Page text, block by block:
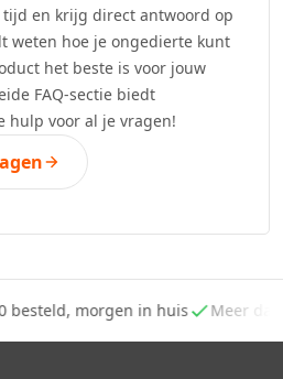
en krijg direct antwoord op
weten hoe je ongedierte kunt
het beste is voor jouw
FAQ-sectie biedt
hulp voor al je vragen!
besteld, morgen in huis Meer